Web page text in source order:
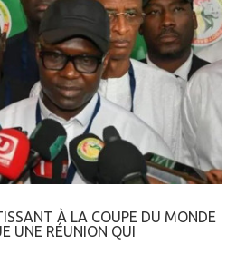
À LA COUPE DU MONDE
UNE RÉUNION QUI